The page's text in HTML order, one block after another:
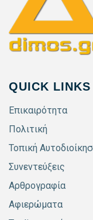
QUICK LINKS
Επικαιρότητα
Πολιτική
Τοπική
Συνεντεύξεις
Αρθρογραφία
Αφιερώματα